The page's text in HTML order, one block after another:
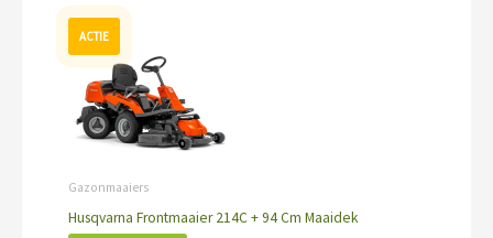
Gazonmaaiers
Husqvarna Frontmaaier 214C + 94 Cm Maaidek
prijs
was:
€4.599,00.